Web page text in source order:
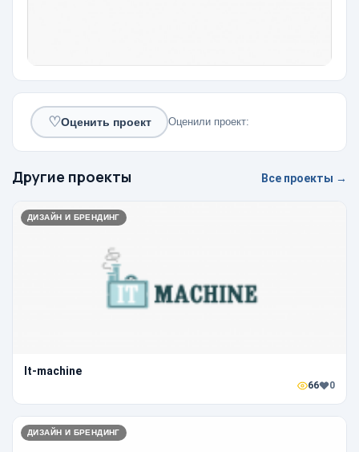
♡Оценить проект Оценили проект:
Другие проекты Все проекты →
ДИЗАЙН И БРЕНДИНГ
It-machine
66 0
ДИЗАЙН И БРЕНДИНГ